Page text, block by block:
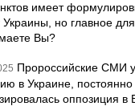
имеет
Украины, но главное
Вы?
Пророссийские СМИ
в Украине, постоянно
оппозиция